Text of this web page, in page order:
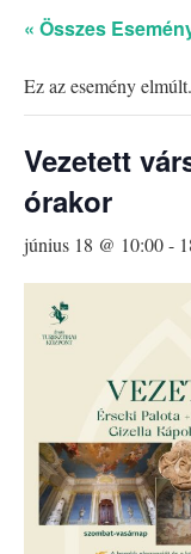
« Összes
Ez az esemény elmúlt.
Vezetett
órakor
június 18 @ 10:00-